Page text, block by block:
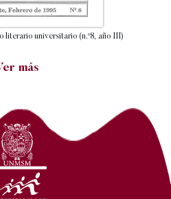
literario universitario (n.º8, año III)
más